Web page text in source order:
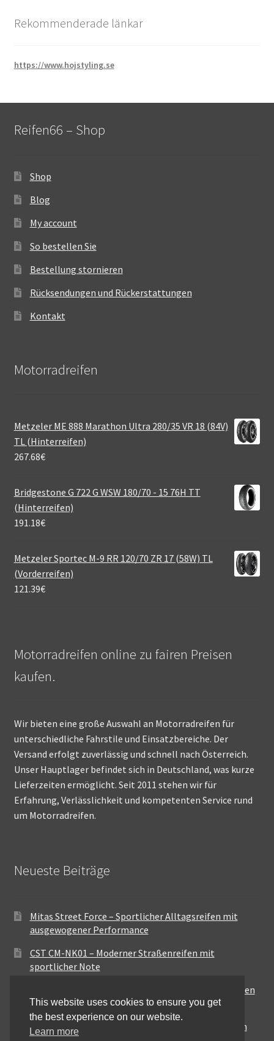
Rekommenderade länkar
https://www.hojstyling.se
Reifen66 – Shop
Shop
Blog
My account
So bestellen Sie
Bestellung stornieren
Rücksendungen und Rückerstattungen
Kontakt
Motorradreifen
Metzeler ME 888 Marathon Ultra 280/35 VR 18 (84V)
TL (Hinterreifen)
267.68€
Bridgestone G 722 G WSW 180/70 - 15 76H TT
(Hinterreifen)
191.18€
Metzeler Sportec M-9 RR 120/70 ZR 17 (58W) TL
(Vorderreifen)
121.39€
Motorradreifen online zu fairen Preisen
kaufen.
Wir bieten eine große Auswahl an Motorradreifen für
unterschiedliche Fahrstile und Einsatzbereiche. Der
Versand erfolgt zuverlässig und schnell nach Österreich.
Unser Hauptlager befindet sich in Deutschland, was kurze
Lieferzeiten ermöglicht. Seit 2011 stehen wir für
Erfahrung, Verlässlichkeit und kompetenten Service rund
um Motorradreifen.
Neueste Beiträge
Mitas Street Force – Sportlicher Alltagsreifen mit
ausgewogener Performance
CST CM-NK01 – Moderner Straßenreifen mit
sportlicher Note
Maxxis MA-ST3 – Ausgewogener Sport-Touring-Reifen
für vielseitige Einsätze
Pirelli City Demon – Zuverlässigkeit für den urbanen
This website uses cookies to ensure you get
the best experience on our website.
Learn more